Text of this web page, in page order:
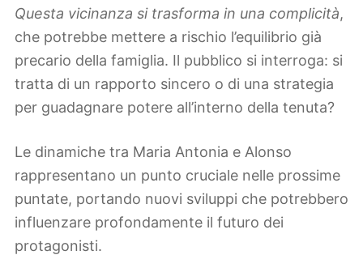
Questa vicinanza si trasforma in una complicità,
che potrebbe mettere a rischio l’equilibrio già
precario della famiglia. Il pubblico si interroga: si
tratta di un rapporto sincero o di una strategia
per guadagnare potere all’interno della tenuta?
Le dinamiche tra Maria Antonia e Alonso
rappresentano un punto cruciale nelle prossime
puntate, portando nuovi sviluppi che potrebbero
influenzare profondamente il futuro dei
protagonisti.